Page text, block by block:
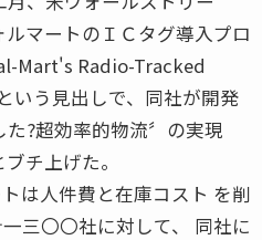
マートのＩＣタグ導入プロ
Mart's Radio-Tracked
う見出しで、同社が開発
?超効率的物流〞の実現
チ上げた。
は人件費と在庫コスト を削
三〇〇社に対して、 同社に